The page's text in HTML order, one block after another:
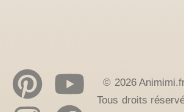
© 2026
Tous droits